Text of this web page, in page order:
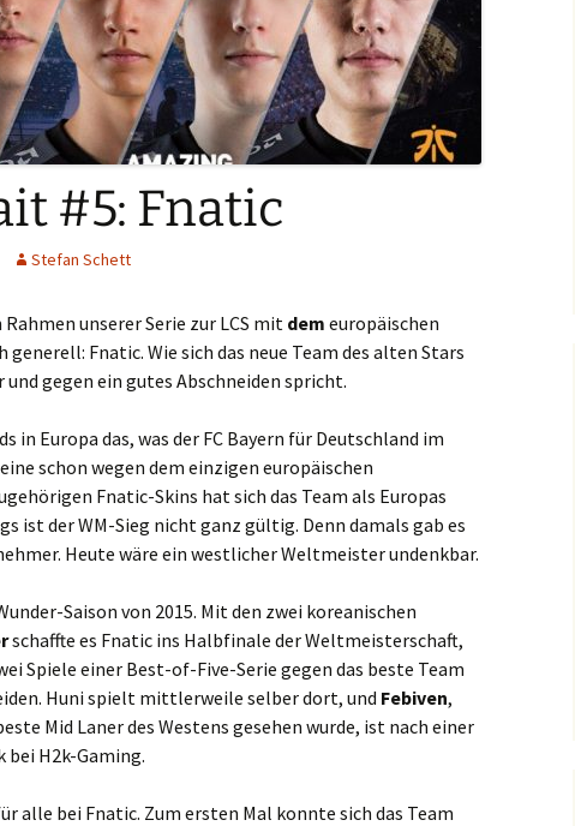
#5: Fnatic
Stefan Schett
unserer Serie zur LCS mit dem europäischen
Fnatic. Wie sich das neue Team des alten Stars
und gegen ein gutes Abschneiden spricht.
in Europa das, was der FC Bayern für Deutschland im
schon wegen dem einzigen europäischen
Fnatic-Skins hat sich das Team als Europas
ist der WM-Sieg nicht ganz gültig. Denn damals gab es
Heute wäre ein westlicher Weltmeister undenkbar.
Saison von 2015. Mit den zwei koreanischen
schaffte es Fnatic ins Halbfinale der Weltmeisterschaft,
Spiele einer Best-of-Five-Serie gegen das beste Team
Huni spielt mittlerweile selber dort, und Febiven,
Mid Laner des Westens gesehen wurde, ist nach einer
bei H2k-Gaming.
alle bei Fnatic. Zum ersten Mal konnte sich das Team